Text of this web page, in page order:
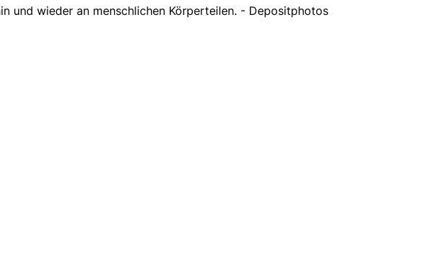
und wieder an menschlichen Körperteilen. - Depositphotos